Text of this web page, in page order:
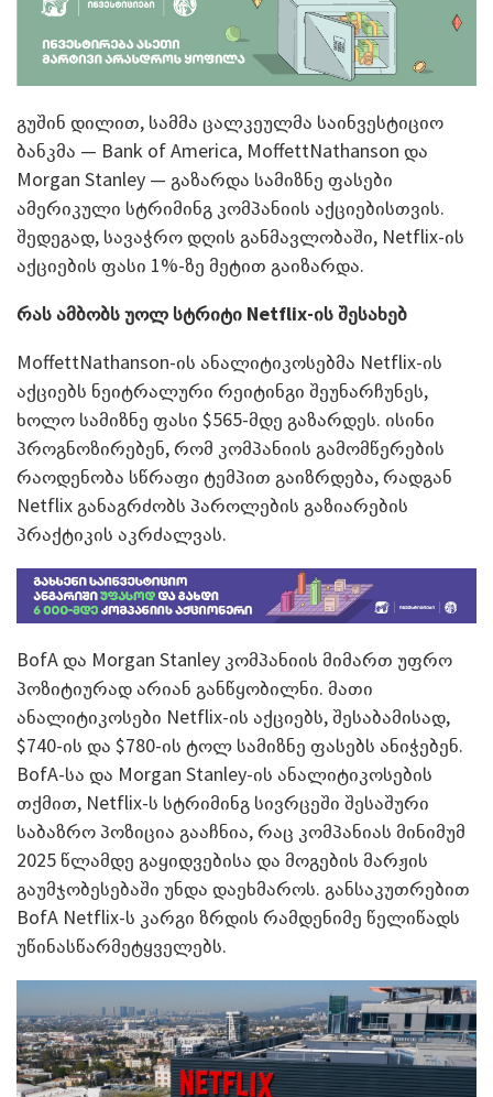
გუშინ დილით, სამმა ცალკეულმა საინვესტიციო
ბანკმა — Bank of America, MoffettNathanson და
Morgan Stanley — გაზარდა სამიზნე ფასები
ამერიკული სტრიმინგ კომპანიის აქციებისთვის.
შედეგად, სავაჭრო დღის განმავლობაში, Netflix-ის
აქციების ფასი 1%-ზე მეტით გაიზარდა.
რას ამბობს უოლ სტრიტი Netflix-ის შესახებ
MoffettNathanson-ის ანალიტიკოსებმა Netflix-ის
აქციებს ნეიტრალური რეიტინგი შეუნარჩუნეს,
ხოლო სამიზნე ფასი $565-მდე გაზარდეს. ისინი
პროგნოზირებენ, რომ კომპანიის გამომწერების
რაოდენობა სწრაფი ტემპით გაიზრდება, რადგან
Netflix განაგრძობს პაროლების გაზიარების
პრაქტიკის აკრძალვას.
BofA და Morgan Stanley კომპანიის მიმართ უფრო
პოზიტიურად არიან განწყობილნი. მათი
ანალიტიკოსები Netflix-ის აქციებს, შესაბამისად,
$740-ის და $780-ის ტოლ სამიზნე ფასებს ანიჭებენ.
BofA-სა და Morgan Stanley-ის ანალიტიკოსების
თქმით, Netflix-ს სტრიმინგ სივრცეში შესაშური
საბაზრო პოზიცია გააჩნია, რაც კომპანიას მინიმუმ
2025 წლამდე გაყიდვებისა და მოგების მარჟის
გაუმჯობესებაში უნდა დაეხმაროს. განსაკუთრებით
BofA Netflix-ს კარგი ზრდის რამდენიმე წელიწადს
უწინასწარმეტყველებს.